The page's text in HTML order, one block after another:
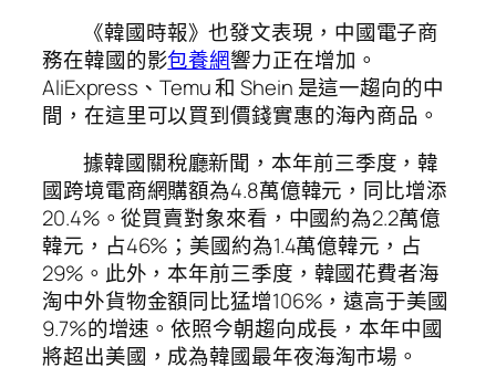
《韓國時報》也發文表現，中國電子商
務在韓國的影包養網響力正在增加。
AliExpress、Temu 和 Shein 是這一趨向的中
間，在這里可以買到價錢實惠的海內商品。
據韓國關稅廳新聞，本年前三季度，韓
國跨境電商網購額為4.8萬億韓元，同比增添
20.4%。從買賣對象來看，中國約為2.2萬億
韓元，占46%；美國約為1.4萬億韓元，占
29%。此外，本年前三季度，韓國花費者海
淘中外貨物金額同比猛增106%，遠高于美國
9.7%的增速。依照今朝趨向成長，本年中國
將超出美國，成為韓國最年夜海淘市場。